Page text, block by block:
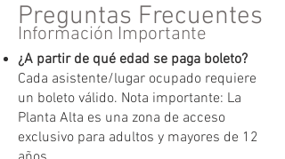
Preguntas Frecuentes
Información Importante
¿A partir de qué edad se paga boleto?
Cada asistente/lugar ocupado requiere
un boleto válido. Nota importante: La
Planta Alta es una zona de acceso
exclusivo para adultos y mayores de 12